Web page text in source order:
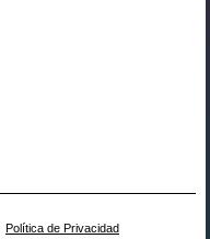
Política de Privacidad